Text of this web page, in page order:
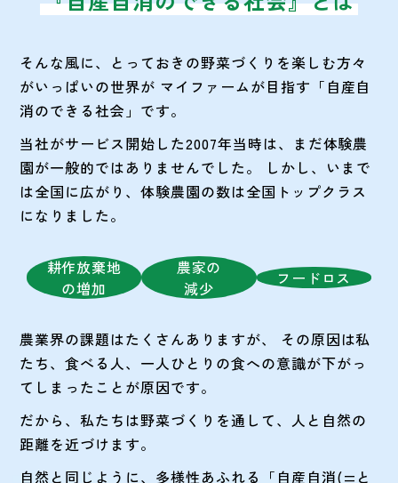
そんな風に、とっておきの野菜づくりを楽しむ方々
がいっぱいの世界が マイファームが目指す「自産自
消のできる社会」です。
当社がサービス開始した2007年当時は、まだ体験農
園が一般的ではありませんでした。
しかし、いまで
は全国に広がり、体験農園の数は全国トップクラス
になりました。
耕作放棄地
の増加
農家の
減少
フードロス
農業界の課題はたくさんありますが、
その原因は私
たち、食べる人、一人ひとりの食への意識が下がっ
てしまったことが原因です。
だから、私たちは野菜づくりを通して、人と自然の
距離を近づけます。
自然と同じように、多様性あふれる「自産自消(=と